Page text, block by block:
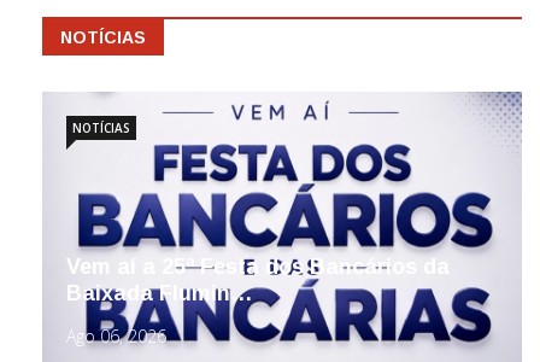
NOTÍCIAS
Vem aí a 25ª Festa dos Bancários da
Baixada Flumin…
Ago 06, 2026
NOTÍCIAS